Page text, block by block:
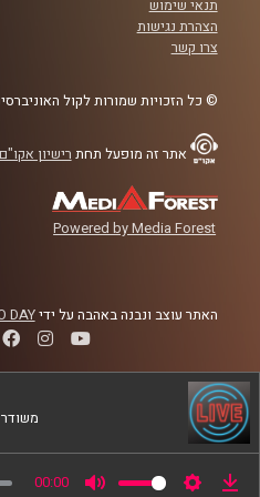
קרדיט תמונות:
תנאי שימוש
הצהרת נגישות
צרו קשר
© כל הזכויות שמורות לקול
אתר זה מופעל תחת רישיון אקו"ם
Powered by Media Forest
האתר עוצב ונבנה באהבה על ידיDAY
00:00